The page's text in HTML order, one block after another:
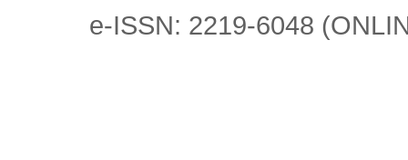
e-ISSN: 2219-6048